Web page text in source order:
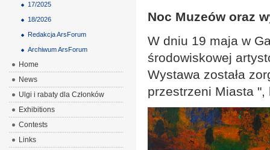
Noc Muzeów oraz
W dniu 19 maja w
środowiskowej
Wystawa została
przestrzeni Miasta
17/2025
18/2026
Redakcja ArsForum
Archiwum ArsForum
Home
News
Ulgi i rabaty dla Członków
Exhibitions
Contests
Links